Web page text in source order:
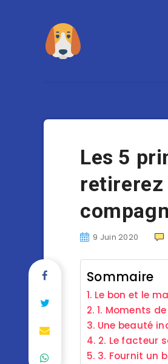
Les 5
retirerez
9 Juin 2020
Sommaire
Le bon et le
1. Moments
Une beauté
2. Le facteur
3. Fournit un